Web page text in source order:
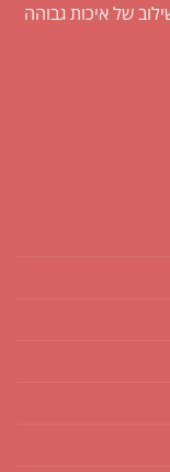
של איכות גבוהה